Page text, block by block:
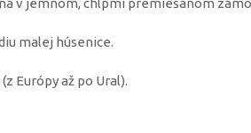
v jemnom, chlpmi premiešanom
malej húsenice.
Európy až po Ural).